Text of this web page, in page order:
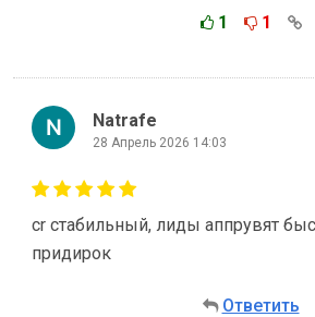
1 1
Natrafe
28 Апрель 2026 14:03
cr стабильный, лиды аппрувят
придирок
Ответить